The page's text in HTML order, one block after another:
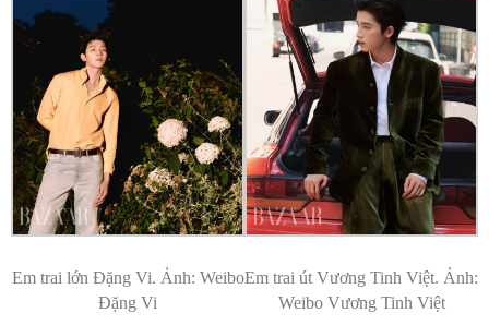
Em trai lớn Đặng Vi. Ảnh: Weibo
Đặng Vi
Em trai út Vương Tinh Việt. Ảnh:
Weibo Vương Tinh Việt